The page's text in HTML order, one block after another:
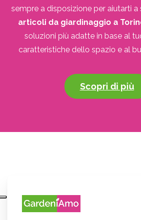
sempre a disposizione per aiutarti a
articoli da giardinaggio a
soluzioni più adatte in base al
caratteristiche dello spazio e al
Scopri di più